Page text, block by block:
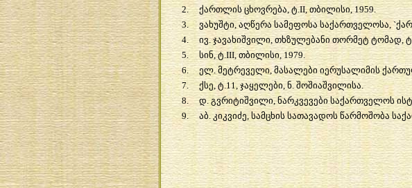
2.ქართლის ცხოვრება ,ტ.II,თბილისი, 1959.
3. ვახუშტი, აღწერა სამეფოსა საქართველოსა, `
4.ივ.ჯავახიშვილი,თხზულებანი თორმეტ ტომად,ტ
5.სინ,ტ.III,თბილისი, 1979.
6. ელ. მეტრეველი,მასალები იერუსალიმის
7.ქსე ,ტ .11,ჯაყელები, ნ.შოშიაშვილისა.
8.დ .გვრიტიშვილი,ნარკვევები საქართველოს
9. აბ.კიკვიძე ,სამცხის სათავადოს წარმოშობა